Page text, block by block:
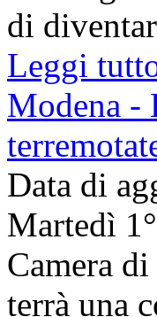
di
Leggi
Modena -
Data di
Martedì
Camera
terrà una